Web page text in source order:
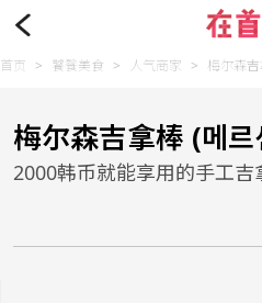
首页 > 饕餮美食 > 人气商家 > 梅尔森
梅尔森吉拿棒 (메르
2000韩币就能享用的手工吉